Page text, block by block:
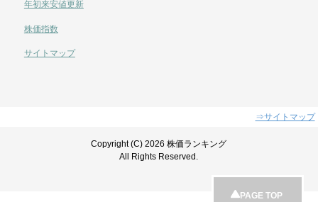
年初来安値更新
株価指数
サイトマップ
⇒サイトマップ
Copyright (C) 2026 株価ランキング
All Rights Reserved.
PAGE TOP